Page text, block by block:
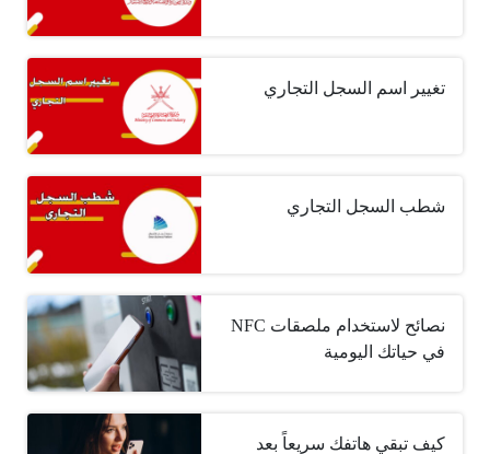
تغيير اسم السجل التجاري
شطب السجل التجاري
نصائح لاستخدام ملصقات NFC
في حياتك اليومية
كيف تبقي هاتفك سريعاً بعد